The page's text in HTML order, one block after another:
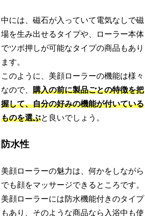
中には、磁石が入っていて電気なしで磁
場を生み出せるタイプや、ローラー本体
でツボ押しが可能なタイプの商品もあり
ます。
このように、美顔ローラーの機能は様々
なので、購入の前に製品ごとの特徴を把
握して、自分の好みの機能が付いている
ものを選ぶと良いでしょう。
防水性
美顔ローラーの魅力は、何かをしながら
でも顔をマッサージできるところです。
美顔ローラーには防水機能付きのタイプ
もあり、そのような商品なら入浴中も使